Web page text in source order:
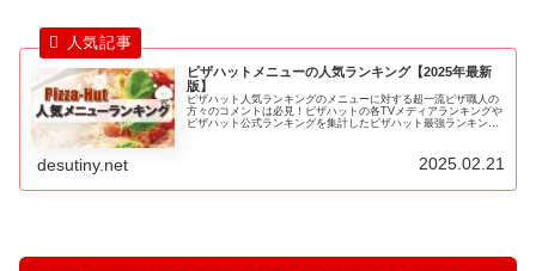
ピザハットメニューの人気ランキング【2025年最新
版】
ピザハット人気ランキングのメニューに対する超一流ピザ職人の
方々のコメントは必見！ピザハットの各TVメディアランキングや
ピザハット公式ランキングを集計したピザハット最強ランキング
desutiny.net 2025.02.21